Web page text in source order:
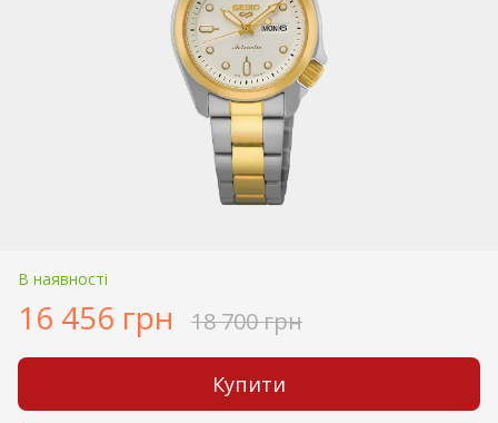
В наявності
16 456 грн 18 700 грн
Купити